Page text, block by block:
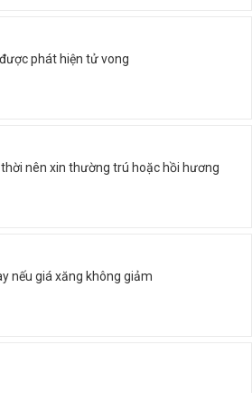
phát hiện tử vong
nên xin thường trú hoặc hồi hương
nếu giá xăng không giảm